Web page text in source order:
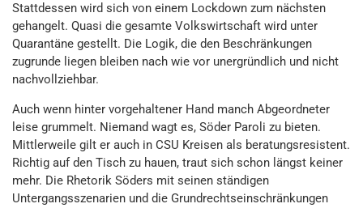
Stattdessen wird sich von einem Lockdown zum nächsten
gehangelt. Quasi die gesamte Volkswirtschaft wird unter
Quarantäne gestellt. Die Logik, die den Beschränkungen
zugrunde liegen bleiben nach wie vor unergründlich und nicht
nachvollziehbar.
Auch wenn hinter vorgehaltener Hand manch Abgeordneter
leise grummelt. Niemand wagt es, Söder Paroli zu bieten.
Mittlerweile gilt er auch in CSU Kreisen als beratungsresistent.
Richtig auf den Tisch zu hauen, traut sich schon längst keiner
mehr. Die Rhetorik Söders mit seinen ständigen
Untergangsszenarien und die Grundrechtseinschränkungen